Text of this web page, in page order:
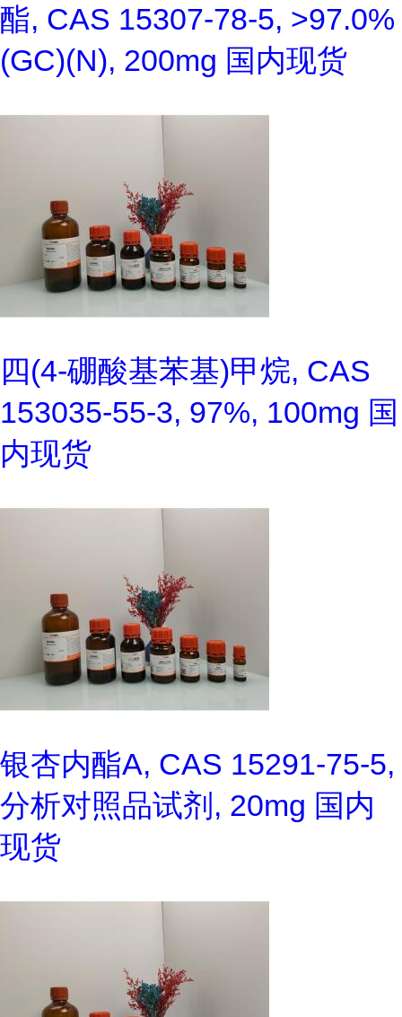
酯, CAS 15307-78-5, >97.0%
(GC)(N), 200mg 国内现货
四(4-硼酸基苯基)甲烷, CAS
153035-55-3, 97%, 100mg 国
内现货
银杏内酯A, CAS 15291-75-5,
分析对照品试剂, 20mg 国内
现货